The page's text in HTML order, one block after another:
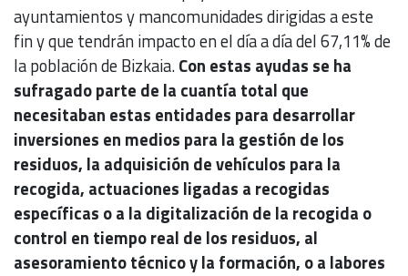
ayuntamientos y mancomunidades dirigidas a este
fin y que tendrán impacto en el día a día del 67,11% de
la población de Bizkaia.Con estas ayudas se ha
sufragado parte de la cuantía total que
necesitaban estas entidades para desarrollar
inversiones en medios para la gestión de los
residuos, la adquisición de vehículos para la
recogida, actuaciones ligadas a recogidas
específicas o a la digitalización de la recogida o
control en tiempo real de los residuos, al
asesoramiento técnico y la formación, o a labores